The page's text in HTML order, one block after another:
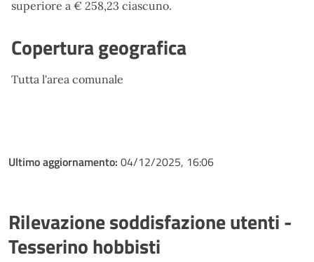
superiore a € 258,23 ciascuno.
Copertura geografica
Tutta l'area comunale
Ultimo aggiornamento: 04/12/2025, 16:06
Rilevazione soddisfazione utenti -
Tesserino hobbisti